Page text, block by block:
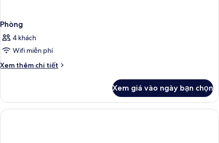
Phòng
4 khách
Wifi miễn phí
Xem thêm chi tiết
Chi
Phòng
Xem giá vào ngày bạn chọn